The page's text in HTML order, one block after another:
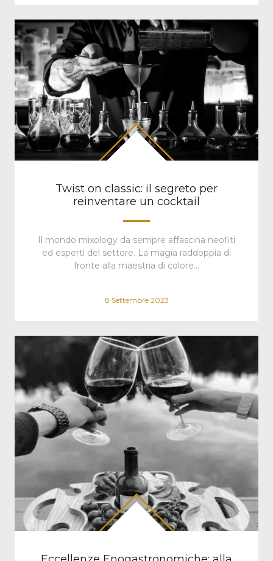
Twist on classic: il segreto per
reinventare un cocktail
Il mondo mixology da sempre affascina neofiti
ed esperti del settore. La magia raddoppia di
fronte alla maestria di colore…
8 Settembre 2023